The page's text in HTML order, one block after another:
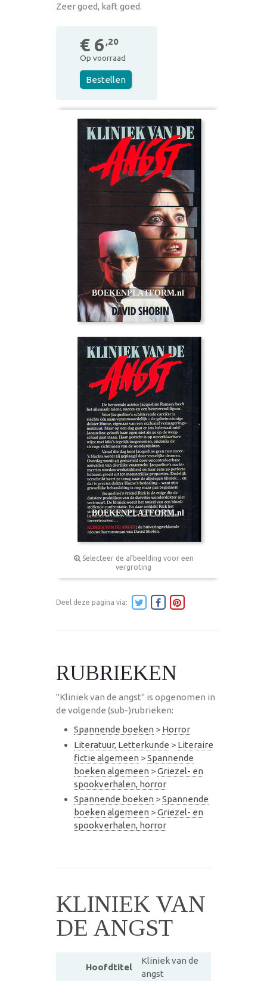
Zeer goed, kaft goed.
€ 6 ,20
Op voorraad
Bestellen
Selecteer de afbeelding voor een
vergroting
Deel deze pagina via:
RUBRIEKEN
"Kliniek van de angst" is opgenomen in
de volgende (sub-)rubrieken:
Spannende boeken > Horror
Literatuur, Letterkunde > Literaire
fictie algemeen >Spannende
boeken algemeen >Griezel- en
spookverhalen, horror
Spannende boeken >Spannende
boeken algemeen >Griezel- en
spookverhalen, horror
KLINIEK VAN
DE ANGST
Hoofdtitel
Kliniek van de
angst